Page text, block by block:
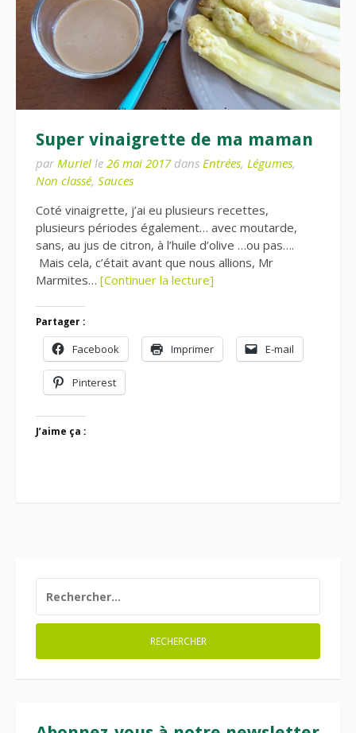
Super vinaigrette de ma maman
par Muriel le 26 mai 2017dans Entrées, Légumes,
Non classé, Sauces
Coté vinaigrette, j’ai eu plusieurs recettes,
plusieurs périodes également… avec moutarde,
sans, au jus de citron, à l’huile d’olive …ou pas….
Mais cela, c’était avant que nous allions, Mr
Marmites… [Continuer la lecture]
Partager :
Facebook Imprimer E-mail
Pinterest
J’aime ça :